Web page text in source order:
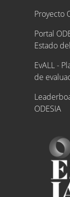
Proyecto
Proyecto
Portal
Estado
EvALL -
de
ODESIA